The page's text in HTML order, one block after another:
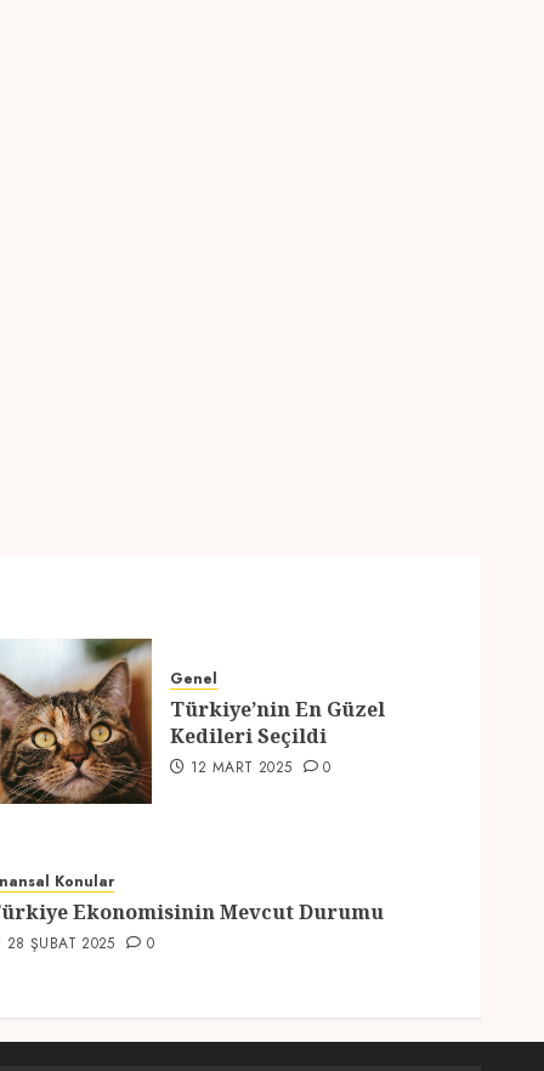
Genel
Türkiye’nin En Güzel
Kedileri Seçildi
12 MART 2025 0
Konular
Ekonomisinin Mevcut Durumu
28 ŞUBAT 2025 0